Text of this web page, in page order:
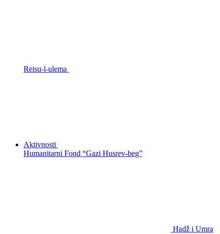
Reisu-l-ulema
Aktivnosti
Humanitarni Fond “Gazi Husrev-beg”
Hadž i Umra